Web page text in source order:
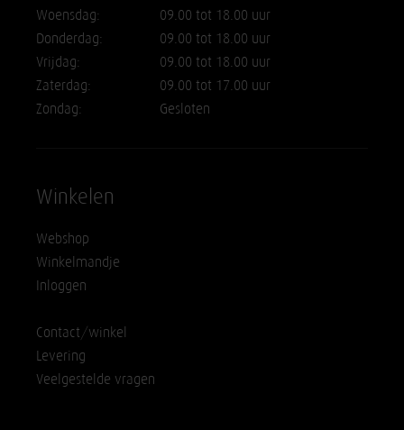
Woensdag:
09.00 tot 18.00 uur
Donderdag:
09.00 tot 18.00 uur
Vrijdag:
09.00 tot 18.00 uur
Zaterdag:
09.00 tot 17.00 uur
Zondag:
Gesloten
Winkelen
Webshop
Winkelmandje
Inloggen
Contact/winkel
Levering
Veelgestelde vragen